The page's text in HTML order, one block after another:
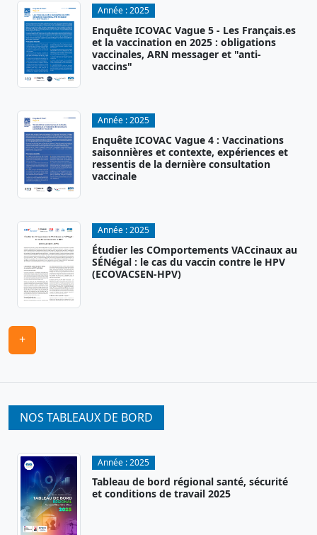
Année :2025
Enquête ICOVAC Vague 5 - Les Français.es
et la vaccination en 2025 : obligations
vaccinales, ARN messager et "anti-
vaccins"
Année :2025
Enquête ICOVAC Vague 4 : Vaccinations
saisonnières et contexte, expériences et
ressentis de la dernière consultation
vaccinale
Année :2025
Étudier les COmportements VACcinaux au
SÉNégal : le cas du vaccin contre le HPV
(ECOVACSEN-HPV)
+
NOS TABLEAUX DE BORD
Année :2025
Tableau de bord régional santé, sécurité
et conditions de travail 2025